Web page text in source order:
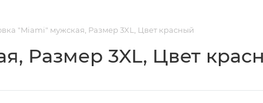
"Miami" мужская, Размер 3XL, Цвет красный
Размер 3XL, Цвет